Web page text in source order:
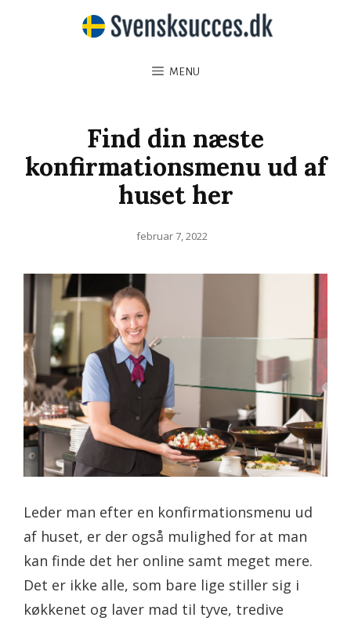
MENU
Find din næste
konfirmationsmenu ud af
huset her
Posted
februar 7, 2022
Leder man efter en konfirmationsmenu ud
af huset, er der også mulighed for at man
kan finde det her online samt meget mere.
Det er ikke alle, som bare lige stiller sig i
køkkenet og laver mad til tyve, tredive